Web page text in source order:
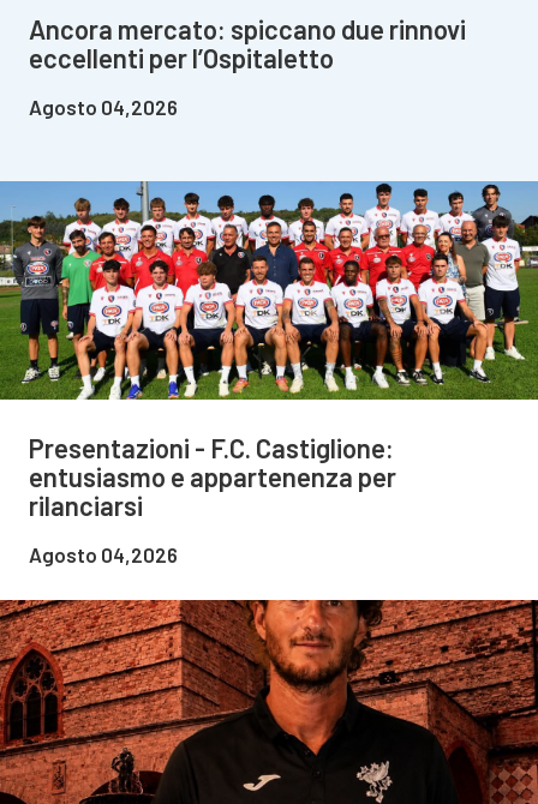
Ancora mercato: spiccano due rinnovi
eccellenti per l’Ospitaletto
Agosto 04,2026
Presentazioni - F.C. Castiglione:
entusiasmo e appartenenza per
rilanciarsi
Agosto 04,2026